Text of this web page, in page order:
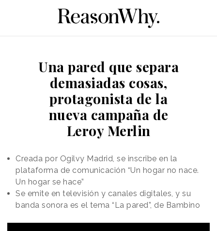
Una pared que separa
demasiadas cosas,
protagonista de la
nueva campaña de
Leroy Merlin
Creada por Ogilvy Madrid, se inscribe en la
plataforma de comunicación “Un hogar no nace.
Un hogar se hace”
Se emite en televisión y canales digitales, y su
banda sonora es el tema “La pared”, de Bambino